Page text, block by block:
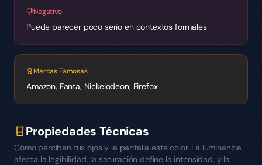
Negativo
Puede parecer poco serio en contextos formales
Marcas Famosas
Amazon, Fanta, Nickelodeon, Firefox
Propiedades Técnicas
Cómo perciben tus ojos y la pantalla este color. La luminancia
afecta la legibilidad, la saturación define la intensidad, y la